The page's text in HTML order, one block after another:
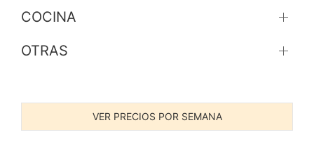
COCINA
OTRAS
VER PRECIOS POR SEMANA